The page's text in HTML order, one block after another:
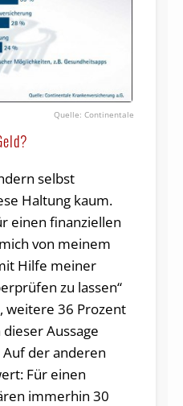
Continentale
selbst
Haltung kaum.
einen finanziellen
von meinem
Hilfe meiner
zu lassen“
weitere 36 Prozent
Aussage
der anderen
Für einen
immerhin 30